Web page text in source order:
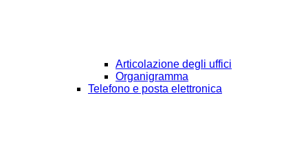
Articolazione degli uffici
Organigramma
Telefono e posta elettronica